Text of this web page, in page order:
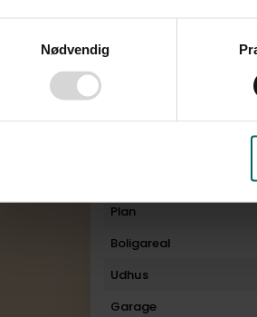
Ved at klikke på ”OK” giver du
tilbagekalde dit samtykke ved at følge
Nødvendig
Varmekilde
Plan
Boligareal
Udhus
Garage